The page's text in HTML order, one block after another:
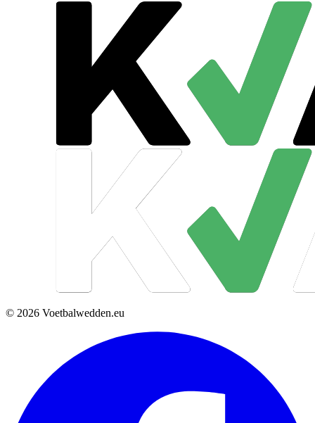
© 2026 Voetbalwedden.eu